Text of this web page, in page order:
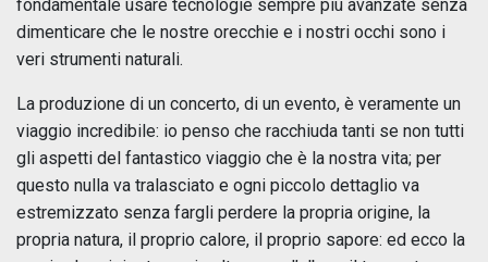
fondamentale usare tecnologie sempre più avanzate senza
dimenticare che le nostre orecchie e i nostri occhi sono i
veri strumenti naturali.
La produzione di un concerto, di un evento, è veramente un
viaggio incredibile: io penso che racchiuda tanti se non tutti
gli aspetti del fantastico viaggio che è la nostra vita; per
questo nulla va tralasciato e ogni piccolo dettaglio va
estremizzato senza fargli perdere la propria origine, la
propria natura, il proprio calore, il proprio sapore: ed ecco la